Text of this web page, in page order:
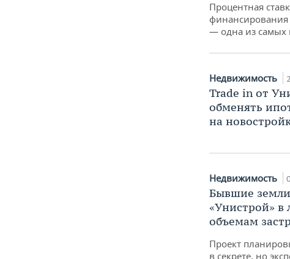
Процентная
— одна из самых
Недвижимость
Trade in от
обменять
на
Недвижимость
Бывшие
«Унистрой» в
объемам
Проект
в секрете, но